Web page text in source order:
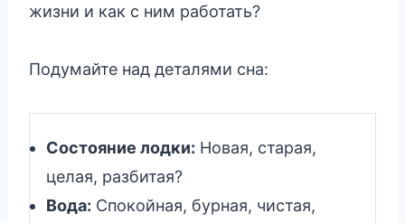
жизни и как с ним работать?
Подумайте над деталями сна:
Состояние лодки: Новая, старая,
целая, разбитая?
Вода: Спокойная, бурная, чистая,